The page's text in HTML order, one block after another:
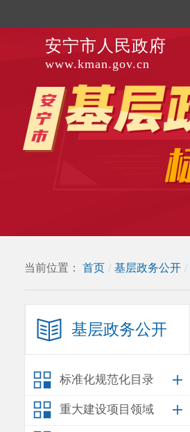
安宁市人民政府
www.kman.gov.cn
当前位置： 首页 / 基层政务公开 /
基层政务公开
标准化规范化目录
重大建设项目领域